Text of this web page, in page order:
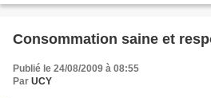
Consommation saine et
Publié le 24/08/2009 à 08:55
Par UCY